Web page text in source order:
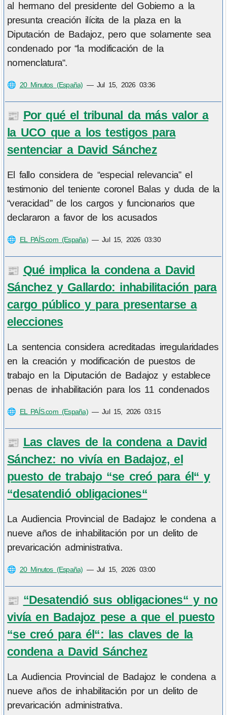
al hermano del presidente del Gobierno a la
presunta creación ilícita de la plaza en la
Diputación de Badajoz, pero que solamente sea
condenado por “la modificación de la
nomenclatura“.
🌐 20 Minutos (España) —Jul 15, 2026 03:36
📰 Por qué el tribunal da más valor a
la UCO que a los testigos para
sentenciar a David Sánchez
El fallo considera de “especial relevancia” el
testimonio del teniente coronel Balas y duda de la
“veracidad” de los cargos y funcionarios que
declararon a favor de los acusados
🌐 EL PAÍS.com (España)—Jul 15, 2026 03:30
📰 Qué implica la condena a David
Sánchez y Gallardo: inhabilitación para
cargo público y para presentarse a
elecciones
La sentencia considera acreditadas irregularidades
en la creación y modificación de puestos de
trabajo en la Diputación de Badajoz y establece
penas de inhabilitación para los 11 condenados
🌐 EL PAÍS.com (España)—Jul 15, 2026 03:15
📰 Las claves de la condena a David
Sánchez: no vivía en Badajoz, el
puesto de trabajo “se creó para él“ y
“desatendió obligaciones“
La Audiencia Provincial de Badajoz le condena a
nueve años de inhabilitación por un delito de
prevaricación administrativa.
🌐 20 Minutos (España) —Jul 15, 2026 03:00
📰 “Desatendió sus obligaciones“ y no
vivía en Badajoz pese a que el puesto
“se creó para él“: las claves de la
condena a David Sánchez
La Audiencia Provincial de Badajoz le condena a
nueve años de inhabilitación por un delito de
prevaricación administrativa.